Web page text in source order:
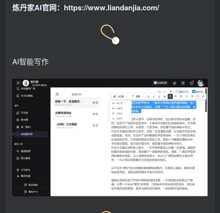
炼丹家AI官网：https://www.liandanjia.com/
AI智能写作